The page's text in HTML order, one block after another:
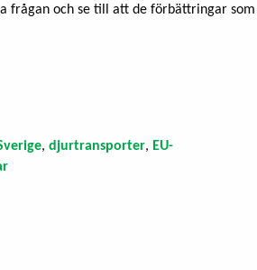
frågan och se till att de förbättringar som
, djurtransporter, EU-